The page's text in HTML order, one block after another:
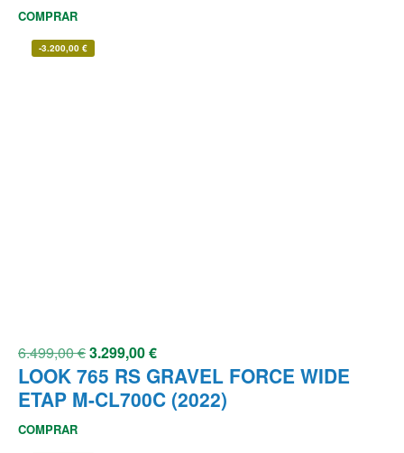
COMPRAR
-3.200,00 €
6.499,00€3.299,00€
LOOK 765 RS GRAVEL FORCE WIDE
ETAP M-CL700C (2022)
COMPRAR